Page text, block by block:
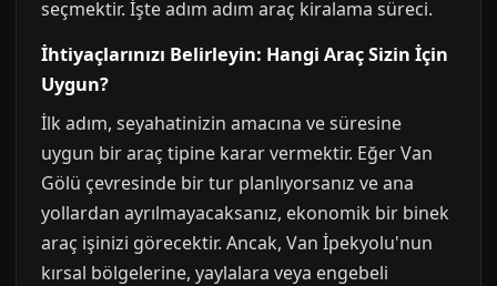
seçmektir. İşte adım adım araç kiralama süreci.
İhtiyaçlarınızı Belirleyin: Hangi Araç Sizin İçin
Uygun?
İlk adım, seyahatinizin amacına ve süresine
uygun bir araç tipine karar vermektir. Eğer Van
Gölü çevresinde bir tur planlıyorsanız ve ana
yollardan ayrılmayacaksanız, ekonomik bir binek
araç işinizi görecektir. Ancak, Van İpekyolu'nun
kırsal bölgelerine, yaylalara veya engebeli